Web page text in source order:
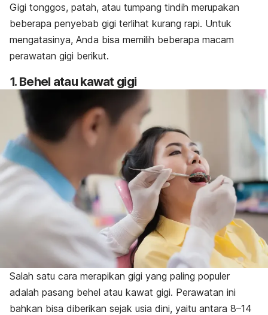
Gigi tonggos, patah, atau tumpang tindih merupakan
beberapa penyebab gigi terlihat kurang rapi. Untuk
mengatasinya, Anda bisa memilih beberapa macam
perawatan gigi berikut.
1. Behel atau kawat gigi
Salah satu cara merapikan gigi yang paling populer
adalah pasang behel atau kawat gigi. Perawatan ini
bahkan bisa diberikan sejak usia dini, yaitu antara 8–14